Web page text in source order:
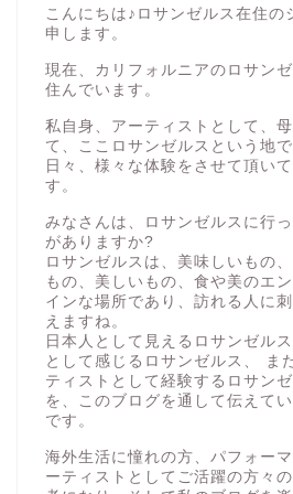
こんにちは♪ロサンゼルス在住の
申します。
現在、カリフォルニアのロサン
住んでいます。
私自身、アーティストとして、
て、ここロサンゼルスという地で
日々、様々な体験をさせて頂い
す。
みなさんは、ロサンゼルスに行っ
がありますか?
ロサンゼルスは、美味しいもの
もの、美しいもの、食や美のエ
インな場所であり、訪れる人に
えますね。
日本人として見えるロサンゼル
として感じるロサンゼルス、 ま
ティストとして経験するロサン
を、このブログを通して伝えて
です。
海外生活に憧れの方、パフォー
ーティストとしてご活躍の方々